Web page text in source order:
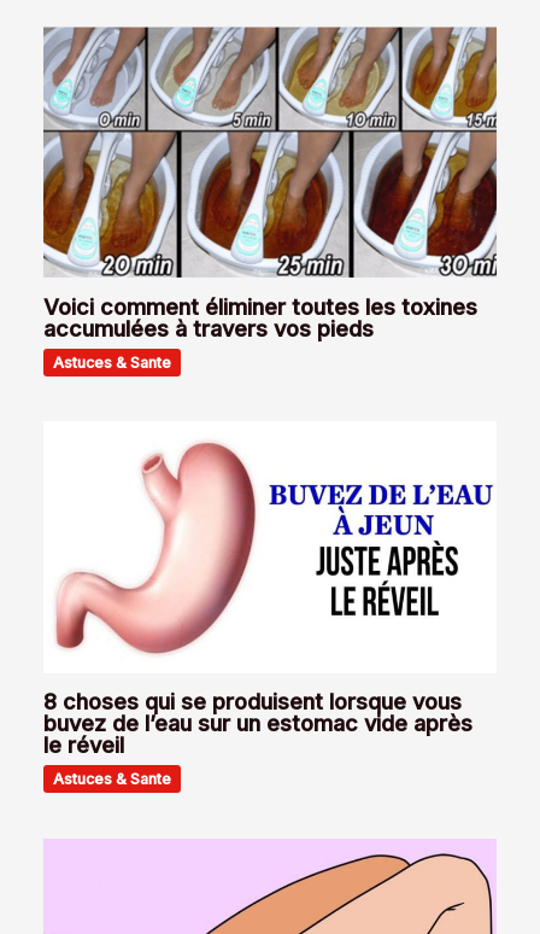
Voici comment éliminer toutes les toxines
accumulées à travers vos pieds
Astuces & Sante
8 choses qui se produisent lorsque vous
buvez de l’eau sur un estomac vide après
le réveil
Astuces & Sante